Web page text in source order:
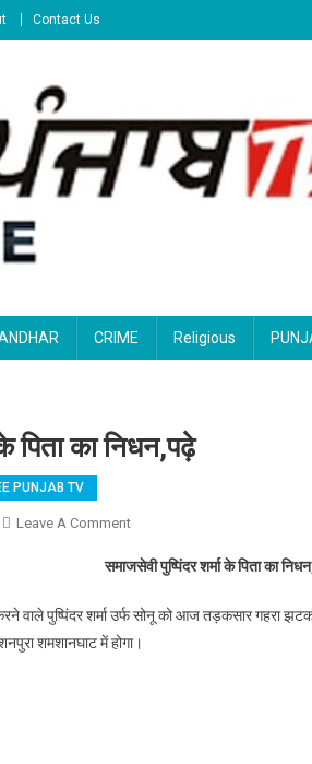
Contact Us
CRIME Religious
पिता का निधन,पढ़े
PUNJAB TV
Leave A Comment
समाजसेवी पुष्पिंदर शर्मा के पिता का
वाले पुष्पिंदर शर्मा उर्फ सोनू को आज तड़कसार गहरा
शमशानघाट में होगा।